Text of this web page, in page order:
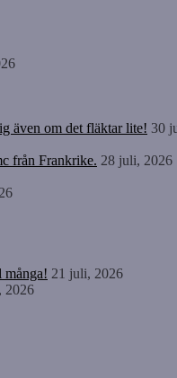
även om det fläktar lite! 30
från Frankrike. 28 juli, 2026
21 juli, 2026
2026